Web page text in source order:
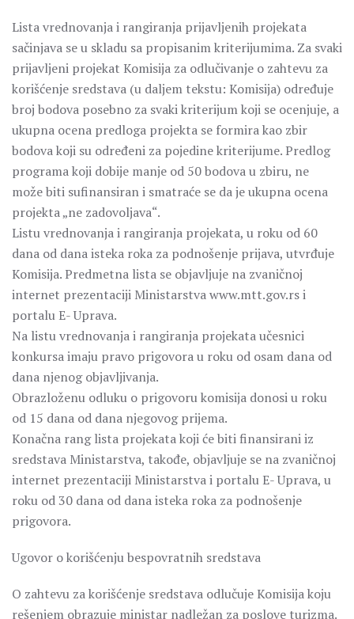
Lista vrednovanja i rangiranja prijavljenih projekata
sačinjava se u skladu sa propisanim kriterijumima. Za svaki
prijavljeni projekat Komisija za odlučivanje o zahtevu za
korišćenje sredstava (u daljem tekstu: Komisija) određuje
broj bodova posebno za svaki kriterijum koji se ocenjuje, a
ukupna ocena predloga projekta se formira kao zbir
bodova koji su određeni za pojedine kriterijume. Predlog
programa koji dobije manje od 50 bodova u zbiru, ne
može biti sufinansiran i smatraće se da je ukupna ocena
projekta „ne zadovoljava“.
Listu vrednovanja i rangiranja projekata, u roku od 60
dana od dana isteka roka za podnošenje prijava, utvrđuje
Komisija. Predmetna lista se objavljuje na zvaničnoj
internet prezentaciji Ministarstva www.mtt.gov.rs i
portalu E- Uprava.
Na listu vrednovanja i rangiranja projekata učesnici
konkursa imaju pravo prigovora u roku od osam dana od
dana njenog objavljivanja.
Obrazloženu odluku o prigovoru komisija donosi u roku
od 15 dana od dana njegovog prijema.
Konačna rang lista projekata koji će biti finansirani iz
sredstava Ministarstva, takođe, objavljuje se na zvaničnoj
internet prezentaciji Ministarstva i portalu E- Uprava, u
roku od 30 dana od dana isteka roka za podnošenje
prigovora.
Ugovor o korišćenju bespovratnih sredstava
O zahtevu za korišćenje sredstava odlučuje Komisija koju
rešenjem obrazuje ministar nadležan za poslove turizma.